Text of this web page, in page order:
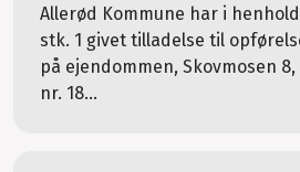
Allerød Kommune har i
stk. 1 givet tilladelse til
på ejendommen, Skovmosen
nr. 18...